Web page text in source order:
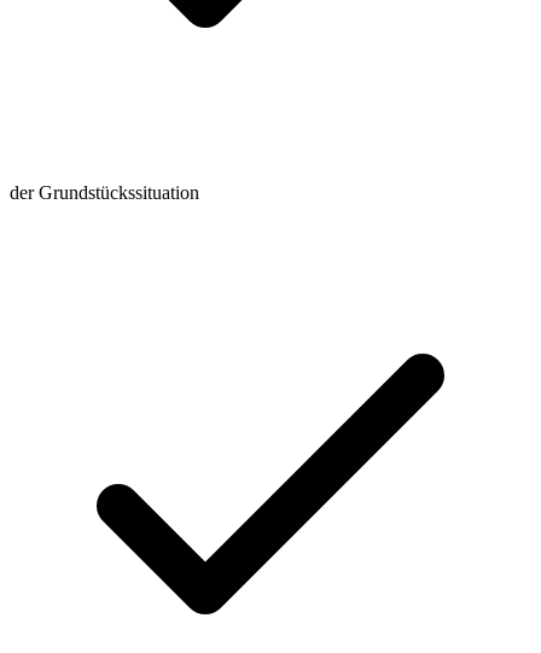
der Grundstückssituation